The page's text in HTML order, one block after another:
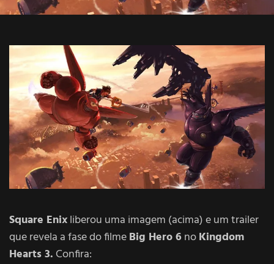
Square Enixliberou uma imagem (acima) e um trailer
que revela a fase do filmeBig Hero 6noKingdom
Hearts 3. Confira: